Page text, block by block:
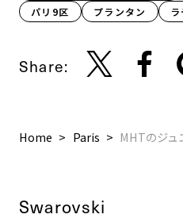
パリ9区
プランタン
Share:
Home Paris MHTのジュ
Swarovski